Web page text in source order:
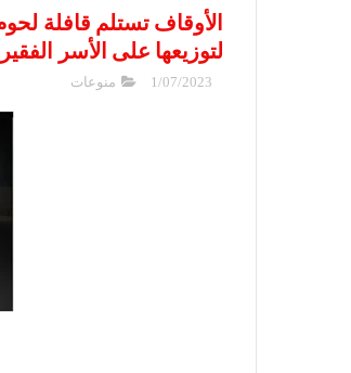
الأوقاف تستلم قافلة
لتوزيعها على الأسر
1/07/2023 منوعات